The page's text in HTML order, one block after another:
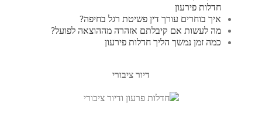
חדלות פירעון
איך בוחרים עורך דין פשיטת רגל בחיפה?
מה לעשות אם קיבלתם אזהרה מההוצאה לפועל?
כמה זמן נמשך הליך חדלות פירעון
דיור ציבורי